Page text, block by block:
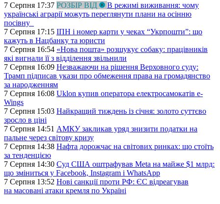
7 Серпня 17:37 РОЗБІР ВІД
В режимі виживання: чому
українські аграрії можуть переглянути плани на осінню
посівну
7 Серпня 17:15 ІПН і номер карти у чеках “Укрпошти”: що
кажуть в Нацбанку та юристи
7 Серпня 16:54 «Нова пошта» розшукує собаку: працівників
які вигнали її з відділення звільнили
7 Серпня 16:09 Незважаючи на рішення Верховного суду:
Трамп підписав укази про обмеження права на громадянство
за народженням
7 Серпня 16:08 Uklon купив оператора електросамокатів e-
Wings
7 Серпня 15:03 Найкращий тиждень із січня: золото суттєво
зросло в ціні
7 Серпня 14:51 АМКУ закликав уряд знизити податки на
пальне через світову кризу
7 Серпня 14:38 Нафта дорожчає на світових ринках: що стоїть
за тенденцією
7 Серпня 14:30 Суд США оштрафував Meta на майже $1 млрд:
що зміниться у Facebook, Instagram і WhatsApp
7 Серпня 13:52 Нові санкції проти РФ: ЄС відреагував
на масовані атаки кремля по Україні